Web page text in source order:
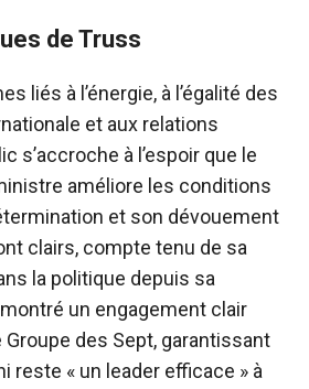
de Truss
liés à l’énergie, à l’égalité des
et aux relations
s’accroche à l’espoir que le
améliore les conditions
et son dévouement
clairs, compte tenu de sa
la politique depuis sa
un engagement clair
Groupe des Sept, garantissant
reste « un leader efficace » à